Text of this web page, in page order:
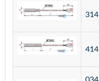
314
414